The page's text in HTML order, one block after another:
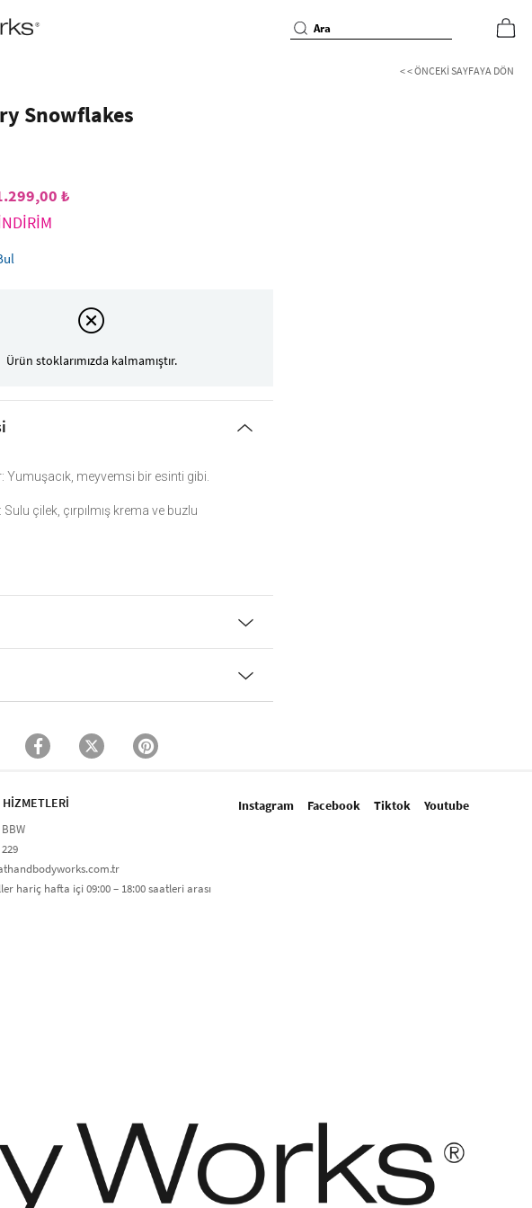
Detayları
< < ÖNCEKI SAYFAYA DÖN
Snowflakes
₺
Ürün stoklarımızda kalmamıştır.
Yumuşacık, meyvemsi bir esinti gibi.
çilek, çırpılmış krema ve buzlu
Instagram Facebook Tiktok Youtube
hariç hafta içi 09:00 – 18:00 saatleri arası​